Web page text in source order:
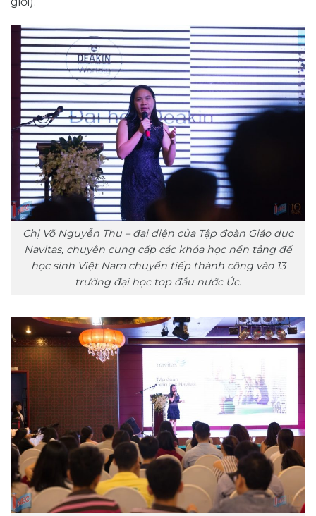
Chị Võ Nguyễn Thu – đại diện của Tập đoàn Giáo dục
Navitas, chuyên cung cấp các khóa học nền tảng để
học sinh Việt Nam chuyển tiếp thành công vào 13
trường đại học top đầu nước Úc.